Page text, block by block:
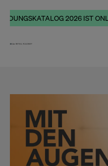
2026 IST ONLINE!